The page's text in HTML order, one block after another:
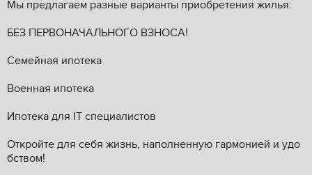
Мы предлагаем разные варианты приобретения жилья:
БЕЗ ПЕРВОНАЧАЛЬНОГО ВЗНОСА!
Семейная ипотека
Военная ипотека
Ипотека для IТ специалистов
Откройте для себя жизнь, наполненную гармонией и удо
бством!